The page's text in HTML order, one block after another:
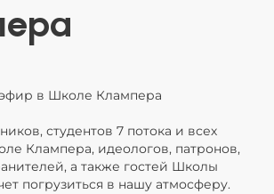
в Школе Клампера
студентов 7 потока и всех
Клампера, идеологов, патронов,
а также гостей Школы
погрузиться в нашу атмосферу.